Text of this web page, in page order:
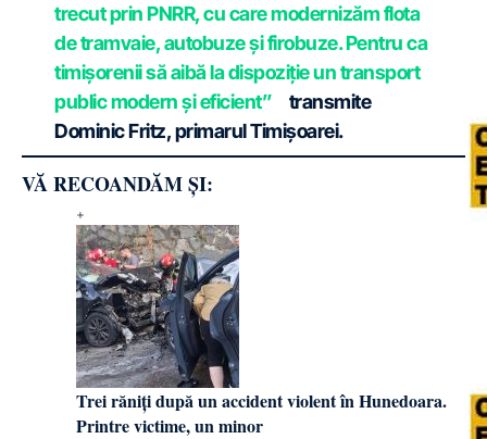
trecut prin PNRR, cu care modernizăm flota
de tramvaie, autobuze și firobuze. Pentru ca
timișorenii să aibă la dispoziție un transport
public modern și eficient”
transmite
Dominic Fritz, primarul Timișoarei.
VĂ RECOANDĂM ȘI:
Trei răniți după un accident violent în Hunedoara.
Printre victime, un minor